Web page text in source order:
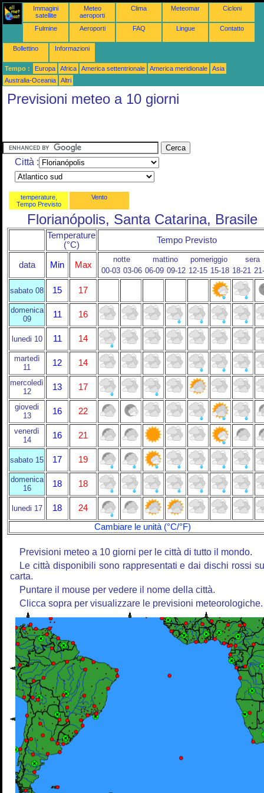
Immagini
satellite
Meteo
aeroporti
Clima Meteomar Cicloni
Fulmine Aeroporti FAQ Lingue Contatto
Bollettino Informazioni
Tempo : Europa Africa America settentrionale America meridionale
Asia
Australia-Oceania
Altri
Previsioni meteo a 10 giorni
Città :
temperature,
Tempo Previsto
Vento
Florianópolis, Santa Catarina, Brasile
Temperature
(°C)
Tempo Previsto
data Min Max
notte mattino pomeriggio
sera
00-03 03-06 06-09 09-12 12-15 15-18 18-21
sabato 08 15 17
domenica
09
11 16
lunedi 10 11 14
martedì
11
12 14
mercoledì
12
13 17
giovedi
13
16 22
venerdì
14
16 21
sabato 15 17 19
domenica
16
18 18
lunedi 17 18
24
Cambiare le unità (°C/°F)
Previsioni meteo a 10 giorni per le città di tutto il mondo.
Le città disponibili sono rappresentati e dai dischi rossi
carta.
Puntare il mouse per vedere il nome della città.
Clicca sopra per visualizzare le previsioni meteorologiche.